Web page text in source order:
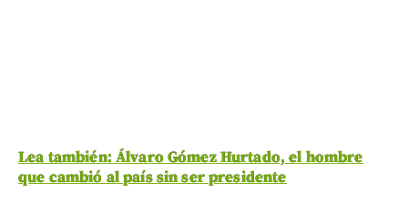
Lea también: Álvaro Gómez Hurtado, el hombre
que cambió al país sin ser presidente